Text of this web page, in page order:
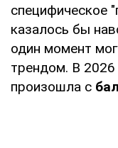
специфическое
казалось бы
один момент
трендом. В 2026
произошла с